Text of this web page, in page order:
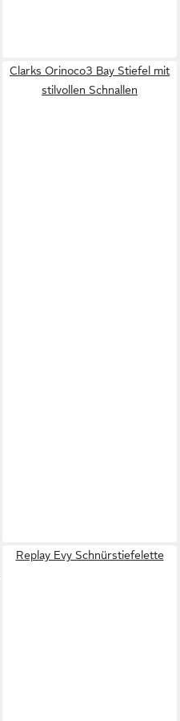
Clarks Orinoco3 Bay Stiefel mit
stilvollen Schnallen
Replay Evy Schnürstiefelette